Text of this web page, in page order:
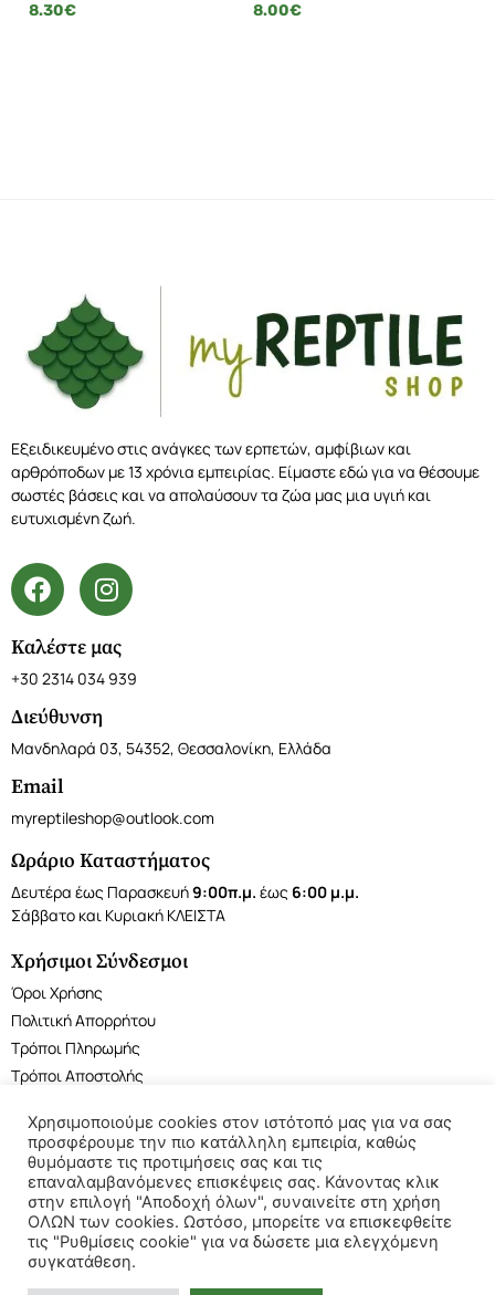
8.30€ 8.00€
Εξειδικευμένο στις ανάγκες των ερπετών, αμφίβιων και
αρθρόποδων με 13 χρόνια εμπειρίας. Είμαστε εδώ για να θέσουμε
σωστές βάσεις και να απολαύσουν τα ζώα μας μια υγιή και
ευτυχισμένη ζωή.
Καλέστε μας
+30 2314 034 939
Διεύθυνση
Μανδηλαρά 03, 54352, Θεσσαλονίκη, Ελλάδα
Email
myreptileshop@outlook.com
Ωράριο Καταστήματος
Δευτέρα έως Παρασκευή9:00π.μ. έως 6:00 μ.μ.
Σάββατο και Κυριακή ΚΛΕΙΣΤΑ
Χρήσιμοι Σύνδεσμοι
Όροι Χρήσης
Πολιτική Απορρήτου
Τρόποι Πληρωμής
Τρόποι Αποστολής
©2022 My Reptile Shop. All rights reserved.
Χρησιμοποιούμε cookies στον ιστότοπό μας για να σας
προσφέρουμε την πιο κατάλληλη εμπειρία, καθώς
θυμόμαστε τις προτιμήσεις σας και τις
επαναλαμβανόμενες επισκέψεις σας. Κάνοντας κλικ
στην επιλογή "Αποδοχή όλων", συναινείτε στη χρήση
ΟΛΩΝ των cookies. Ωστόσο, μπορείτε να επισκεφθείτε
τις "Ρυθμίσεις cookie" για να δώσετε μια ελεγχόμενη
συγκατάθεση.